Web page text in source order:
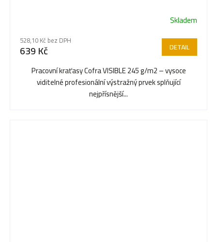
Skladem
528,10 Kč bez DPH
639 Kč DETAIL
Pracovní kraťasy Cofra VISIBLE 245 g/m2 – vysoce
viditelné profesionální výstražný prvek splňující
nejpřísnější...